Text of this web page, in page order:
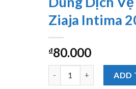
Ziaja Intima
₫80.000
ADD